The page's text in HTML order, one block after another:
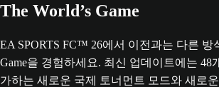
The World’s Game
EA SPORTS FC™ 26에서 이전과는 다른 방
Game을 경험하세요. 최신 업데이트에는 48
가하는 새로운 국제 토너먼트 모드와 새로